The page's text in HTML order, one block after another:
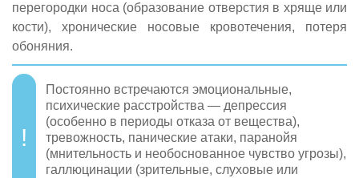
перегородки носа (образование отверстия в хряще или
кости), хронические носовые кровотечения, потеря
обоняния.
Постоянно встречаются эмоциональные,
психические расстройства — депрессия
(особенно в периоды отказа от вещества),
тревожность, панические атаки, паранойя
(мнительность и необоснованное чувство угрозы),
галлюцинации (зрительные, слуховые или